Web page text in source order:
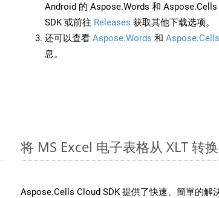
Android 的 Aspose.Words 和
SDK 或前往 Releases 获取其他下载选项。
还可以查看 Aspose.Words 和 Aspose.Cells
息。
将 MS Excel 电子表格从 XLT 转
Aspose.Cells Cloud SDK 提供了快速、簡單的解